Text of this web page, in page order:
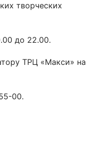
творческих
до 22.00.
ТРЦ «Макси» на
00.